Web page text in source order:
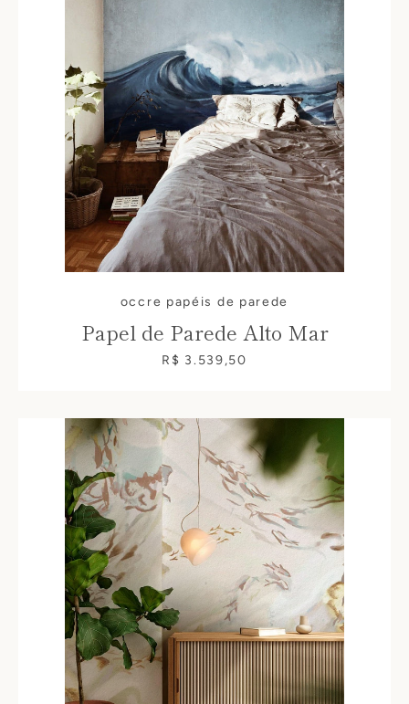
occre papéis de parede
Papel de Parede Alto Mar
R$ 3.539,50